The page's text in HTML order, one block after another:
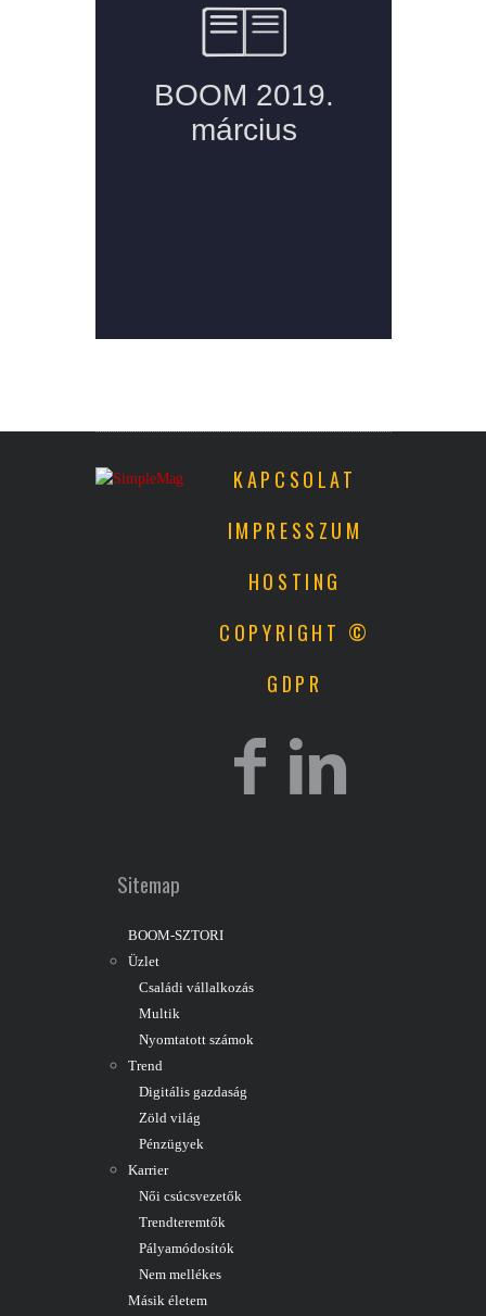
KAPCSOLAT
IMPRESSZUM
HOSTING
COPYRIGHT ©
GDPR
Sitemap
BOOM-SZTORI
Üzlet
Családi vállalkozás
Multik
Nyomtatott számok
Trend
Digitális gazdaság
Zöld világ
Pénzügyek
Karrier
Női csúcsvezetők
Trendteremtők
Pályamódosítók
Nem mellékes
Másik életem